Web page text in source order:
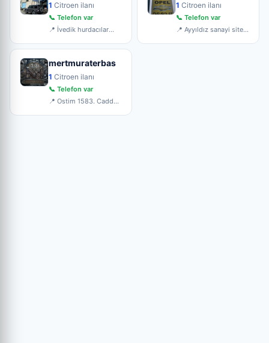
1 Citroen ilanı
📞 Telefon var
📍 İvedik hurdacılar
no
1 Citroen ilanı
📞 Telefon var
📍 Ayyıldız sanayi sitesi
mertmuraterbas
1 Citroen ilanı
📞 Telefon var
📍 Ostim 1583. Cadde